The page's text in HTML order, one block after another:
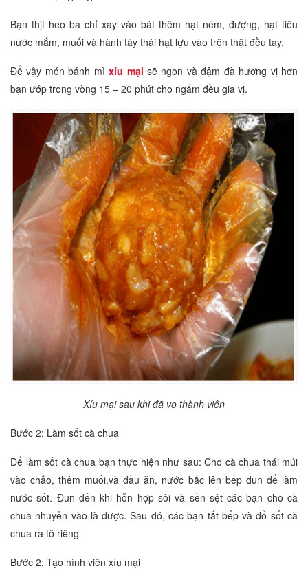
Bạn thịt heo ba chỉ xay vào bát thêm hạt nêm, đượng, hạt tiêu
nước mắm, muối và hành tây thái hạt lựu vào trộn thật đều tay.
Để vậy món bánh mìxíu mại sẽ ngon và đậm đà hương vị hơn
bạn ướp trong vòng 15 – 20 phút cho ngấm đều gia vị.
Xíu mại sau khi đã vo thành viên
Bước 2: Làm sốt cà chua
Để làm sốt cà chua bạn thực hiện như sau: Cho cà chua thái múi
vào chảo, thêm muối,và dầu ăn, nước bắc lên bếp đun để làm
nước sốt. Đun đến khi hỗn hợp sôi và sền sệt các bạn cho cà
chua nhuyễn vào là được. Sau đó, các bạn tắt bếp và đổ sốt cà
chua ra tô riêng
Bước 2: Tạo hình viên xíu mại